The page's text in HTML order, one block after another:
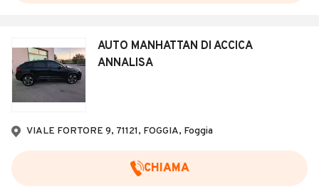
AUTO MANHATTAN DI ACCICA
ANNALISA
VIALE FORTORE 9, 71121, FOGGIA, Foggia
CHIAMA